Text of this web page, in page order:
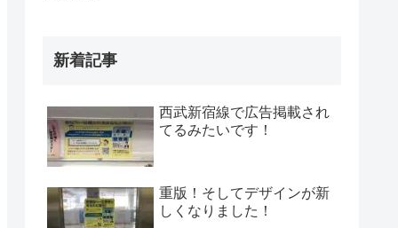
新着記事
西武新宿線で広告掲載され
てるみたいです！
重版！そしてデザインが新
しくなりました！